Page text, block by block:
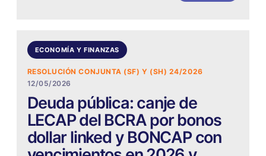
ECONOMÍA Y FINANZAS
RESOLUCIÓN CONJUNTA (SF) Y (SH) 24/2026
12/05/2026
Deuda pública: canje de
LECAP del BCRA por bonos
dollar linked y BONCAP con